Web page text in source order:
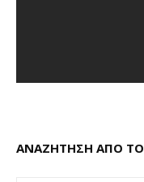
ΑΝΑΖΗΤΗΣΗ ΑΠΟ ΤΟ